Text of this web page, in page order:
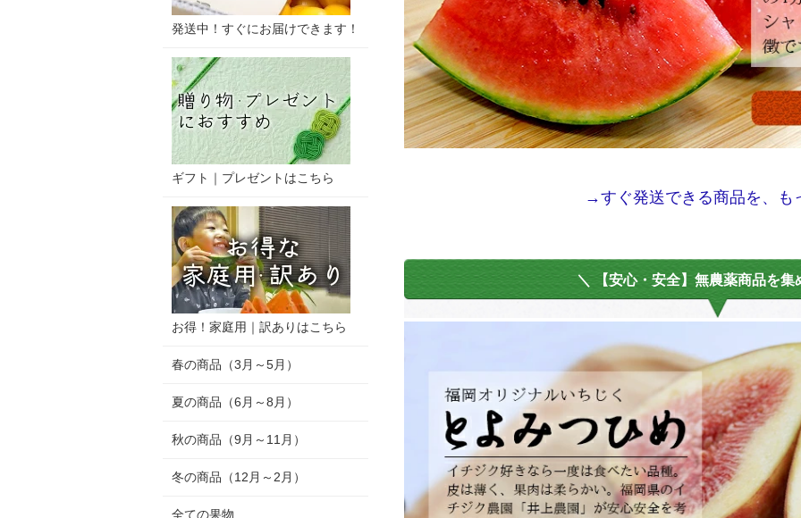
→すぐ発送できる商品を、も
＼ 【安心・安全】無農薬商品を集
発送中！すぐにお届けできます！
ギフト｜プレゼントはこちら
お得！家庭用｜訳ありはこちら
春の商品（3月～5月）
夏の商品（6月～8月）
秋の商品（9月～11月）
冬の商品（12月～2月）
全ての果物